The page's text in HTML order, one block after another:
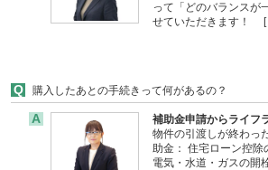
って「どのバランスが
せていただきます
Q 購入したあとの手続きって何があるの？
A
補助金申請からライフ
物件の引渡しが終わっ
助金： 住宅ローン控除
電気・水道・ガスの開